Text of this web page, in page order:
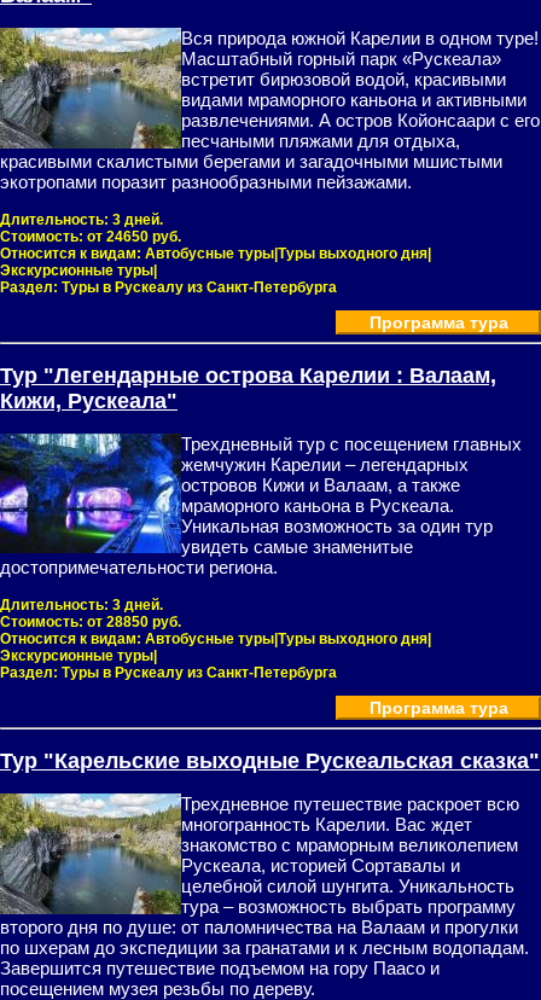
Вся природа южной Карелии в одном туре!
Масштабный горный парк «Рускеала»
встретит бирюзовой водой, красивыми
видами мраморного каньона и активными
развлечениями. А остров Койонсаари с его
песчаными пляжами для отдыха,
красивыми скалистыми берегами и загадочными мшистыми
экотропами поразит разнообразными пейзажами.
Длительность: 3 дней.
Стоимость: от 24650 руб.
Относится к видам: Автобусные туры|Туры выходного дня|
Экскурсионные туры|
Раздел: Туры в Рускеалу из Санкт-Петербурга
Программа тура
Тур "Легендарные острова Карелии : Валаам,
Кижи, Рускеала"
Трехдневный тур с посещением главных
жемчужин Карелии – легендарных
островов Кижи и Валаам, а также
мраморного каньона в Рускеала.
Уникальная возможность за один тур
увидеть самые знаменитые
достопримечательности региона.
Длительность: 3 дней.
Стоимость: от 28850 руб.
Относится к видам: Автобусные туры|Туры выходного дня|
Экскурсионные туры|
Раздел: Туры в Рускеалу из Санкт-Петербурга
Программа тура
Тур "Карельские выходные Рускеальская сказка"
Трехдневное путешествие раскроет всю
многогранность Карелии. Вас ждет
знакомство с мраморным великолепием
Рускеала, историей Сортавалы и
целебной силой шунгита. Уникальность
тура – возможность выбрать программу
второго дня по душе: от паломничества на Валаам и прогулки
по шхерам до экспедиции за гранатами и к лесным водопадам.
Завершится путешествие подъемом на гору Паасо и
посещением музея резьбы по дереву.